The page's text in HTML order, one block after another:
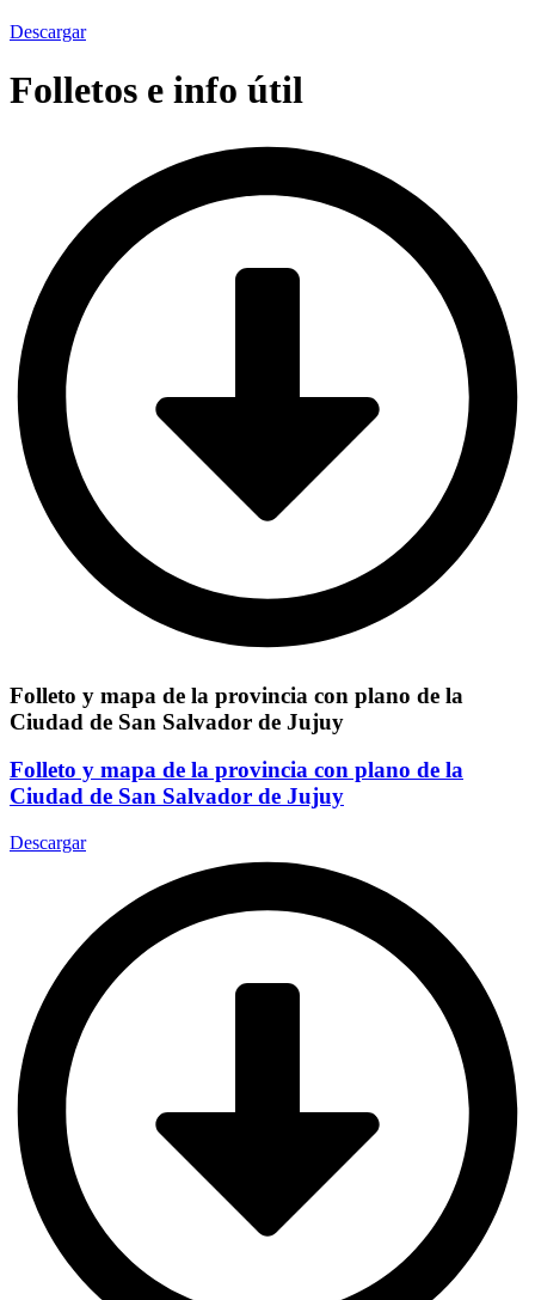
Descargar
Folletos e info útil
Folleto y mapa de la provincia con plano de la
Ciudad de San Salvador de Jujuy
Folleto y mapa de la provincia con plano de la
Ciudad de San Salvador de Jujuy
Descargar